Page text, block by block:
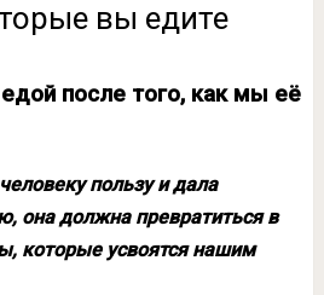
вы едите
после того, как мы её
пользу и дала
она должна превратиться в
которые усвоятся нашим